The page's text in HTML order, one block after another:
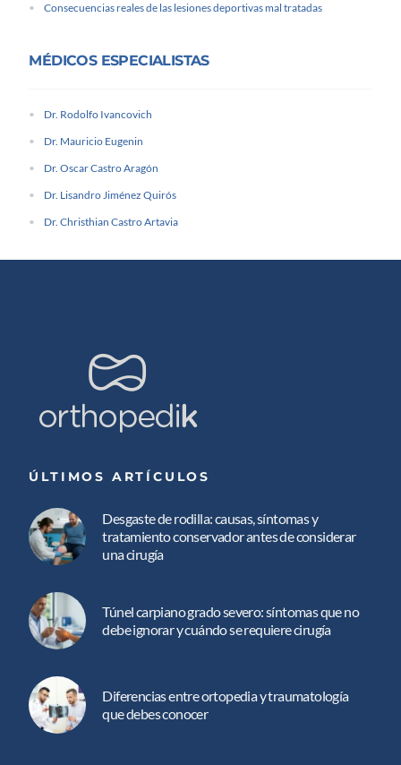
Consecuencias reales de las lesiones deportivas mal tratadas
MÉDICOS ESPECIALISTAS
Dr. Rodolfo Ivancovich
Dr. Mauricio Eugenin
Dr. Oscar Castro Aragón
Dr. Lisandro Jiménez Quirós
Dr. Christhian Castro Artavia
ÚLTIMOS ARTÍCULOS
Desgaste de rodilla: causas, síntomas y
tratamiento conservador antes de considerar
una cirugía
Túnel carpiano grado severo: síntomas que no
debe ignorar y cuándo se requiere cirugía
Diferencias entre ortopedia y traumatología
que debes conocer